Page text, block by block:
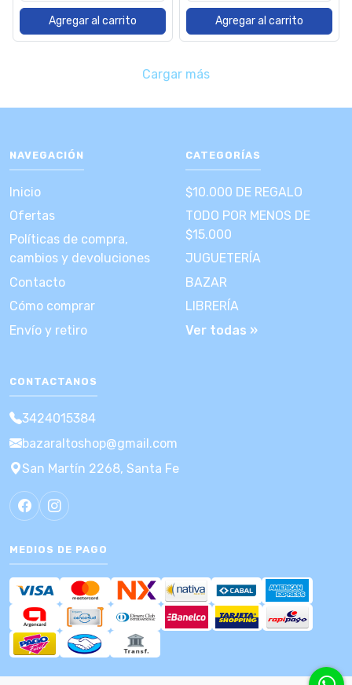
Agregar al carrito Agregar al carrito
Cargar más
NAVEGACIÓN
Inicio
Ofertas
Políticas de compra,
cambios y devoluciones
Contacto
Cómo comprar
Envío y retiro
CATEGORÍAS
$10.000 DE REGALO
TODO POR MENOS DE
$15.000
JUGUETERÍA
BAZAR
LIBRERÍA
Ver todas »
CONTACTANOS
3424015384
bazaraltoshop@gmail.com
San Martín 2268, Santa Fe
MEDIOS DE PAGO